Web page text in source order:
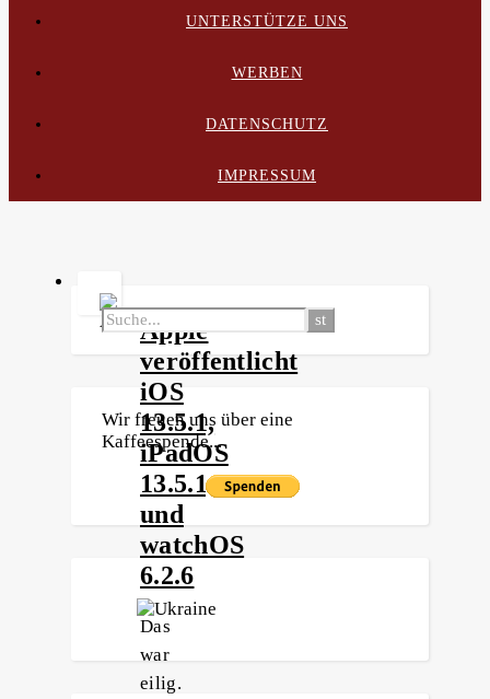
UNTERSTÜTZE UNS
WERBEN
DATENSCHUTZ
IMPRESSUM
Apple
veröffentlicht
iOS
13.5.1,
iPadOS
13.5.1
und
watchOS
6.2.6
Das
war
eilig.
Wir freuen uns über eine
Kaffeespende...